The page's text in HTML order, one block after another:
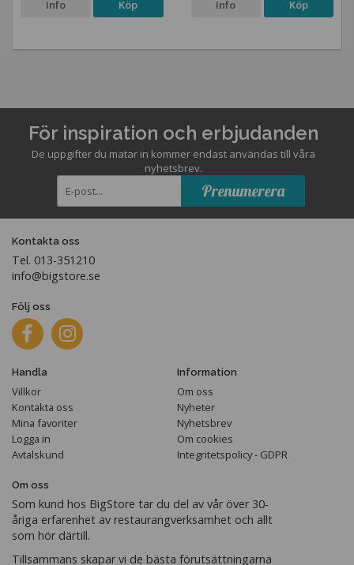
Info Köp Info Köp
För inspiration och erbjudanden
De uppgifter du matar in kommer endast användas till våra
nyhetsbrev.
Prenumerera
Kontakta oss
Tel. 013-351210
info@bigstore.se
Följ oss
Handla
Villkor
Kontakta oss
Mina favoriter
Logga in
Avtalskund
Information
Om oss
Nyheter
Nyhetsbrev
Om cookies
Integritetspolicy - GDPR
Om oss
Som kund hos BigStore tar du del av vår över 30-
åriga erfarenhet av restaurangverksamhet och allt
som hör därtill.
Tillsammans skapar vi de bästa förutsättningarna